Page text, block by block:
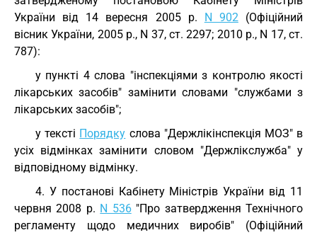
України від 14 вересня 2005 р. N 902(Офіційний
вісник України, 2005 р., N 37, ст. 2297; 2010 р., N 17, ст.
787):
у пункті 4 слова "інспекціями з контролю якості
лікарських засобів" замінити словами "службами з
лікарських засобів";
у тексті Порядку слова "Держлікінспекція МОЗ" в
усіх відмінках замінити словом "Держлікслужба" у
відповідному відмінку.
4. У постанові Кабінету Міністрів України від 11
червня 2008 р. N 536"Про затвердження Технічного
регламенту щодо медичних виробів" (Офіційний